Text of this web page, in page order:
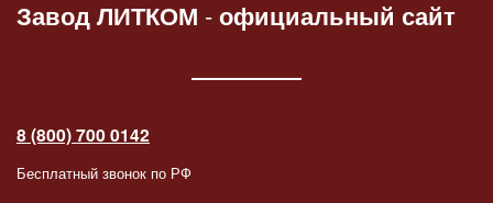
Завод ЛИТКОМ -официальный сайт
8 (800) 700 0142
Бесплатный звонок по РФ